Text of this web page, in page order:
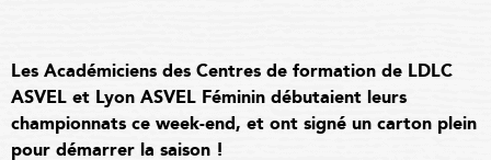
Les Académiciens des Centres de formation de LDLC
ASVEL et Lyon ASVEL Féminin débutaient leurs
championnats ce week-end, et ont signé un carton plein
pour démarrer la saison !